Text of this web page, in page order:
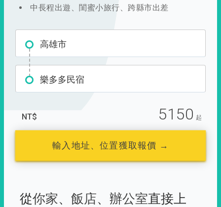
中長程出遊、閨蜜小旅行、跨縣市出差
高雄市
樂多多民宿
NT$ 5150 起
輸入地址、位置獲取報價 →
從你家、 飯店、 辦公室直接上